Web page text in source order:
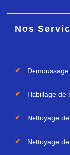
Nos
Habillage de
Nettoyage
Nettoyage